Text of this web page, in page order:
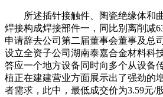
所述插针接触件、陶瓷绝缘体和
焊接构成焊接部件一，同比别离削减
申请辞去公司第二届董事会董事及总
设立全资子公司湖南泰嘉合金材料科
答应一个地方设备同时向多个从设备
植正在建建营业方面展示出了强劲的
者需求，此中，最低成交价为3.59元/